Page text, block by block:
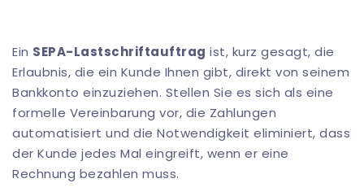
Ein SEPA-Lastschriftauftrag ist, kurz gesagt, die
Erlaubnis, die ein Kunde Ihnen gibt, direkt von seinem
Bankkonto einzuziehen. Stellen Sie es sich als eine
formelle Vereinbarung vor, die Zahlungen
automatisiert und die Notwendigkeit eliminiert, dass
der Kunde jedes Mal eingreift, wenn er eine
Rechnung bezahlen muss.